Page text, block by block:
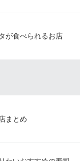
が食べられるお店
まとめ